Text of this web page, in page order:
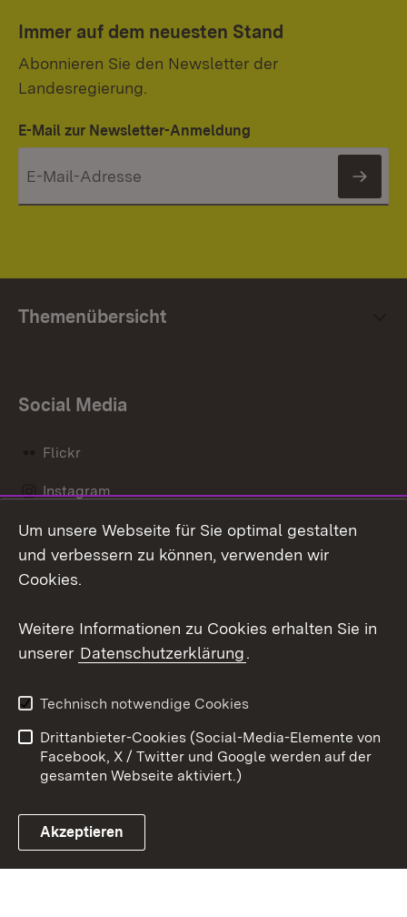
Immer auf dem neuesten Stand
Abonnieren Sie den Newsletter der
Landesregierung.
E-Mail zur Newsletter-Anmeldung
Themenübersicht
Social Media
Flickr
Instagram
Social Wall
Link zum Landesportal
Barrierefreiheit
Benutzungshinweise
Impressum
Cookies
Um unsere Webseite für Sie optimal gestalten
und verbessern zu können, verwenden wir
Cookies.
Weitere Informationen zu Cookies erhalten Sie in
unserer Datenschutzerklärung.
Technisch notwendige Cookies
Drittanbieter-Cookies (Social-Media-Elemente von
Facebook, X / Twitter und Google werden auf der
gesamten Webseite aktiviert.)
Akzeptieren